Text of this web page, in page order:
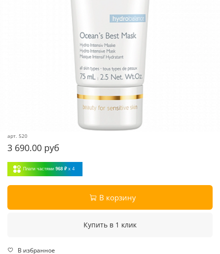
арт. 520
3 690.00 руб
Плати частями 968 ₽ x 4
В корзину
Купить в 1 клик
В избранное